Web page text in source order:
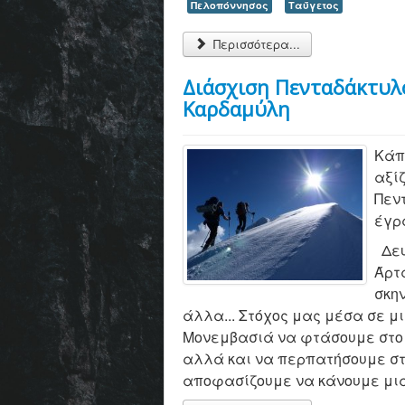
Πελοπόννησος Ταΰγετος
Περισσότερα...
Διάσχιση
Καρδαμύλη
άλλα... Στόχος μας μέσα σε
Μονεμβασιά να φτάσουμε στο
αλλά και να περπατήσουμε
αποφασίζουμε να κάνουμε